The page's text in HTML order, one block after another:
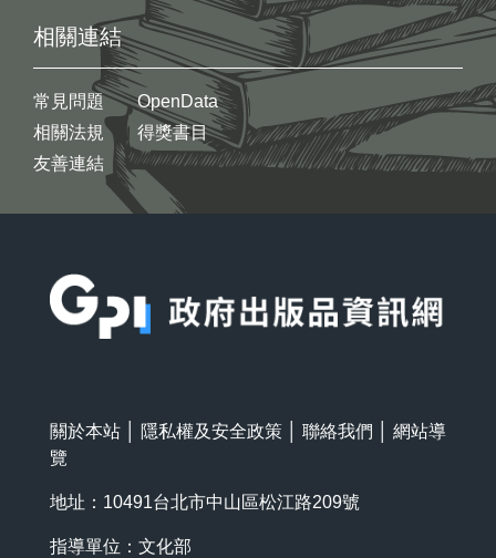
相關連結
常見問題
相關法規
友善連結
OpenData
得獎書目
關於本站 隱私權及安全政策 聯絡我們
網站導
覽
地址：10491台北市中山區松江路209號
指導單位：文化部